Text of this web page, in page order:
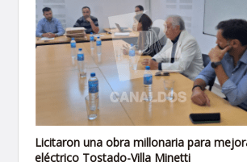
Licitaron una obra millonaria para
eléctrico Tostado-Villa Minetti